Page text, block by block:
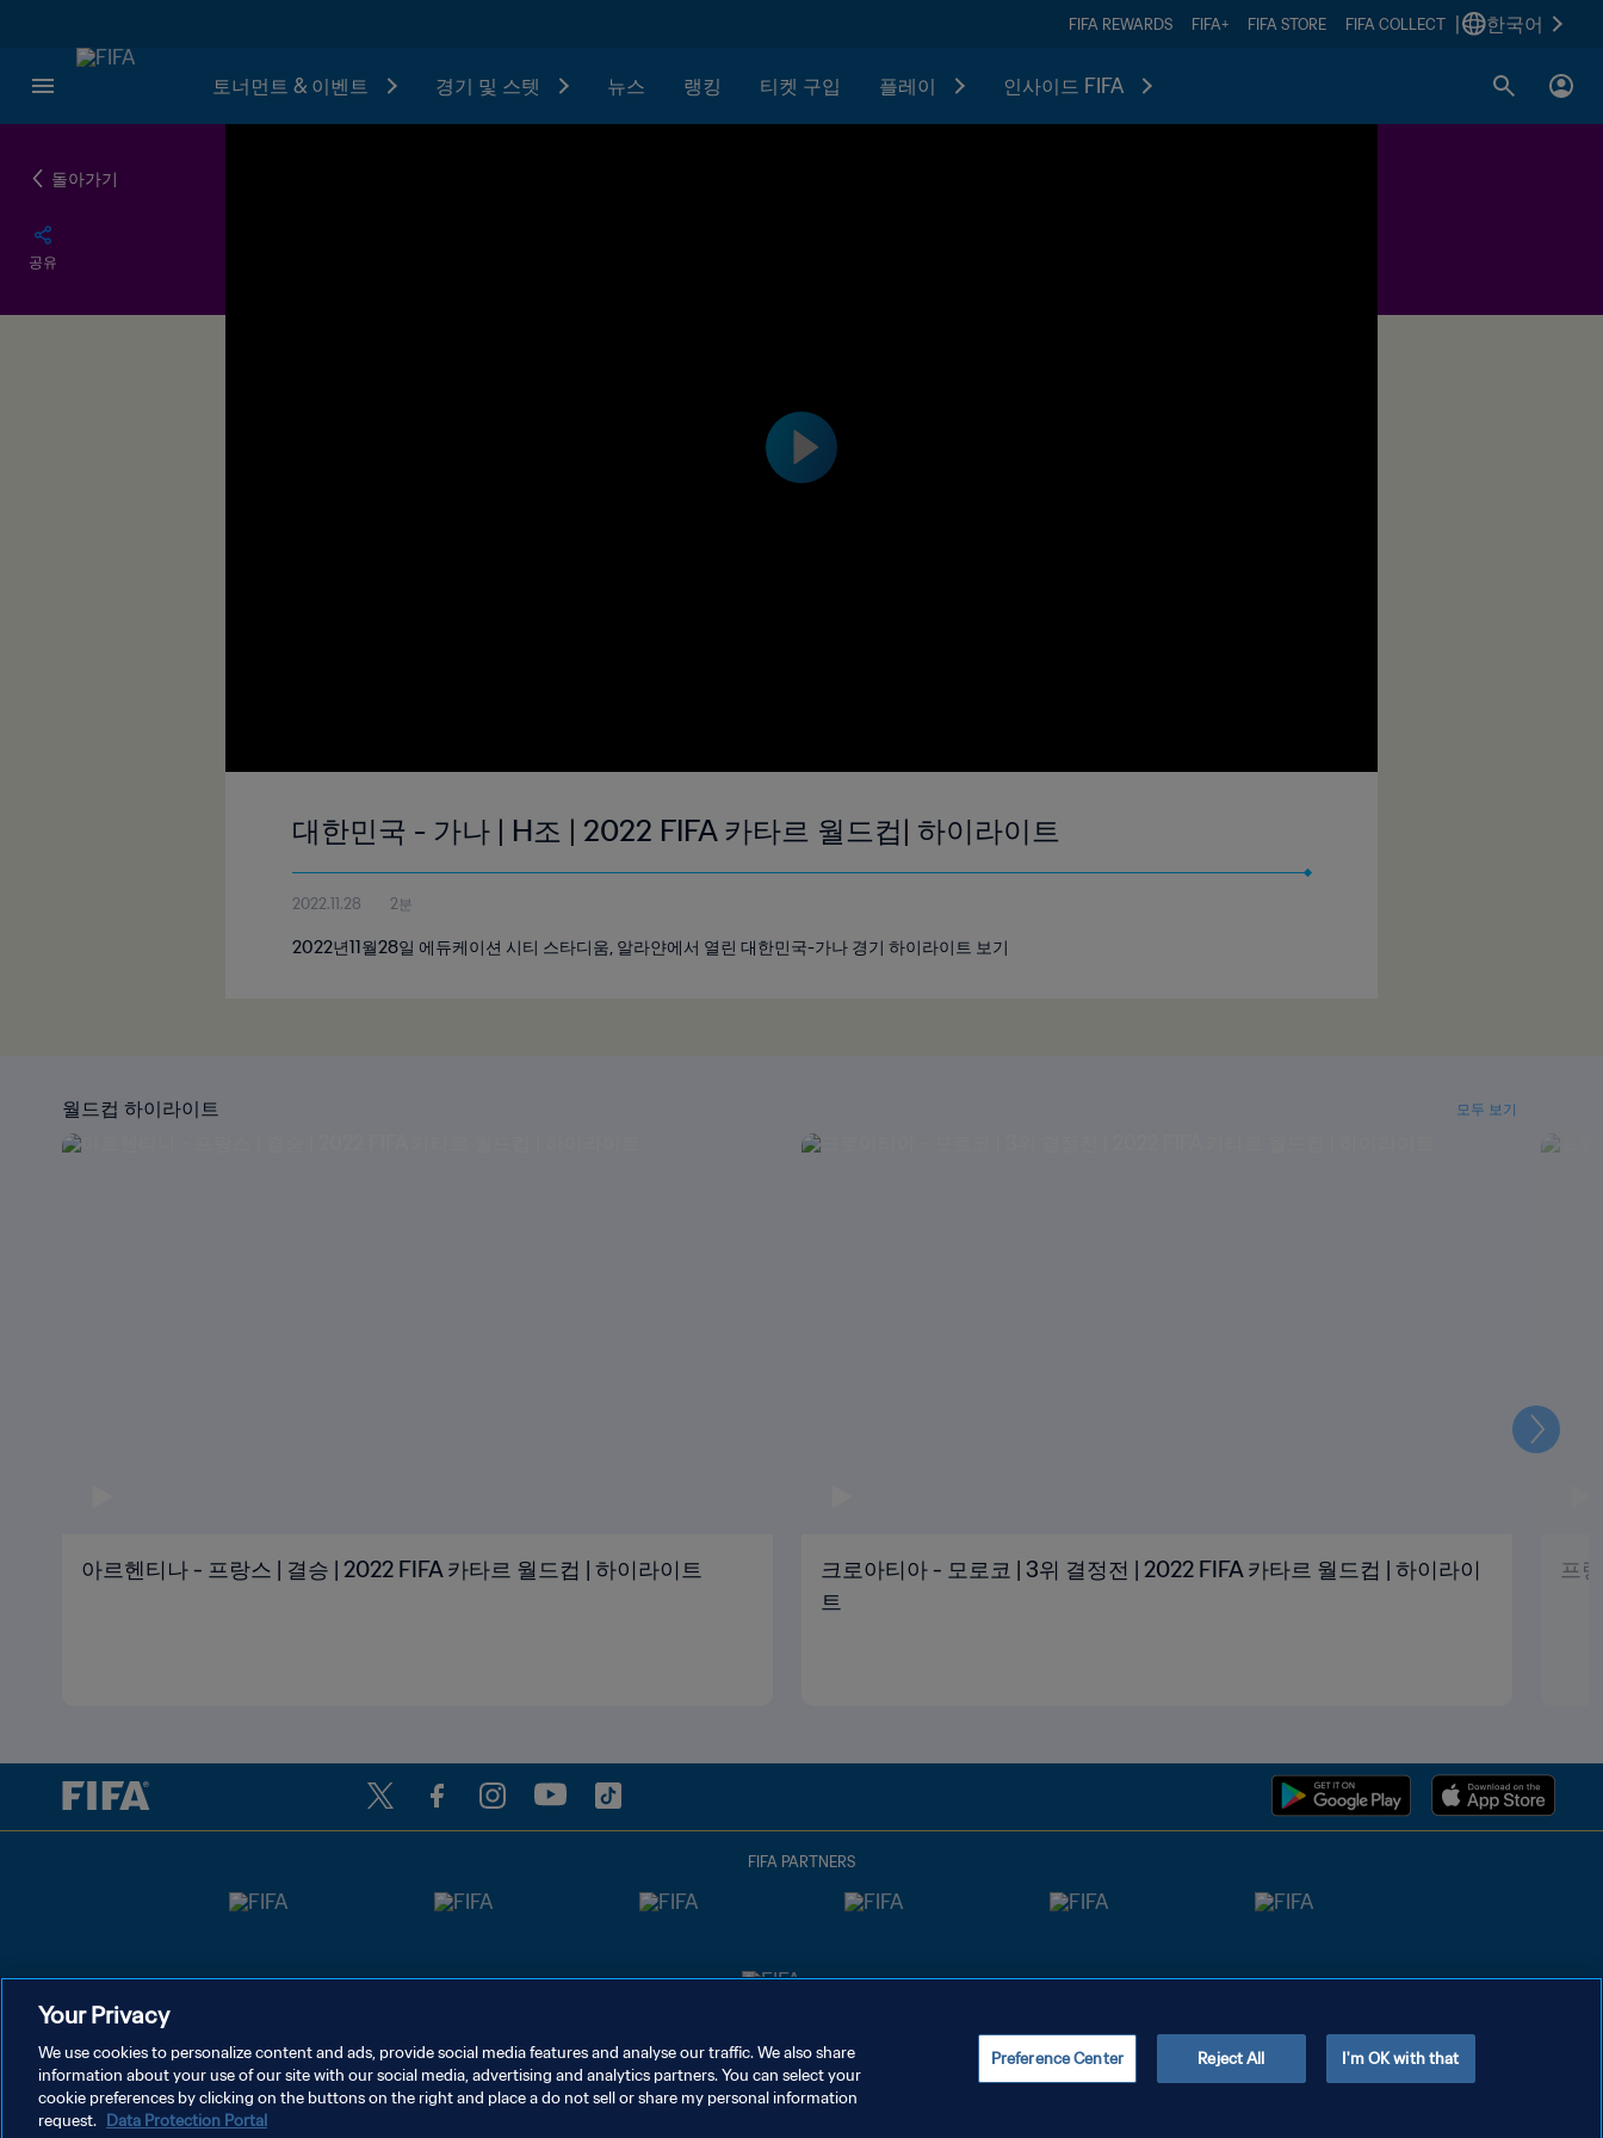
FIFA REWARDS FIFA+ FIFA STORE FIFA COLLECT 한국어
토너먼트 & 이벤트 경기 및 스텟 뉴스 랭킹 티켓 구입 플레이 인사이드 FIFA
돌아가기
공유
대한민국 - 가나 | H조 | 2022 FIFA 카타르 월드컵| 하이라이트
2022.11.28 2분
2022년11월28일 에듀케이션 시티 스타디움, 알라얀에서 열린 대한민국-가나 경기 하이라이트 보기
월드컵 하이라이트 모두 보기
아르헨티나 - 프랑스 | 결승 | 2022 FIFA 카타르 월드컵 | 하이라이트
크로아티아 - 모로코 | 3위 결정전 | 2022 FIFA 카타르 월드컵 | 하이라이
트
프
다
음
FIFA PARTNERS
개인정보 보호정책 서비스 약관 쿠키 기본 설정 관리 Copyright © 1994 - 2026 FIFA. All rights reserved.
Your Privacy
We use cookies to personalize content and ads, provide social media features and analyse our traffic. We also share
information about your use of our site with our social media, advertising and analytics partners. You can select your
cookie preferences by clicking on the buttons on the right and place a do not sell or share my personal information
request. Data Protection Portal
Preference Center Reject All I'm OK with that